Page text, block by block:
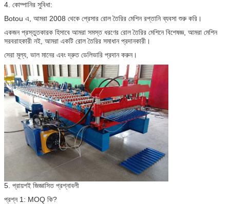
4. কোম্পানির সুবিধা:
Botou এ, আমরা 2008 থেকে প্রেসার রোল তৈরির মেশিন রপ্তানি ব্যবসা শুরু করি।
একজন প্রস্তুতকারক হিসাবে আমরা সমস্ত ধরণের রোল তৈরির মেশিনে বিশেষজ্ঞ, আমরা মেশিন
সরবরাহকারী নই, আমরা একটি রোল তৈরির সমাধান প্রদানকারী।
সেরা মূল্য, ভাল মানের এবং দ্রুত ডেলিভারি প্রদান করুন।
5. প্রায়শই জিজ্ঞাসিত প্রশ্নাবলী
প্রশ্ন 1: MOQ কি?